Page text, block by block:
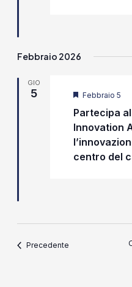
Febbraio 2026
GIO
5 Segnalati
Febbraio 5
Partecipa
Innovation
centro del
Precedente